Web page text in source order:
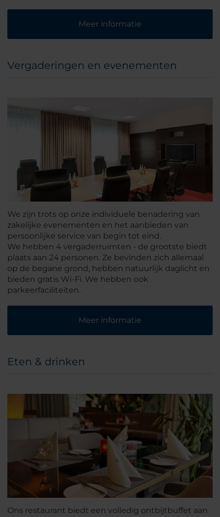
Meer informatie
Vergaderingen en evenementen
We zijn trots op onze individuele benadering van
zakelijke evenementen en het aanbieden van
persoonlijke service van begin tot eind.
We hebben 4 vergaderruimten - de grootste biedt
plaats aan 24 personen. Ze bevinden zich allemaal
op de begane grond, hebben natuurlijk daglicht en
bieden gratis Wi-Fi. We hebben ook
parkeerfaciliteiten.
Meer informatie
Eten & drinken
Ons restaurant biedt een volledig ontbijtbuffet aan